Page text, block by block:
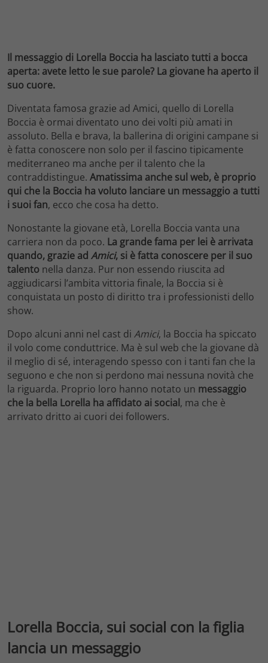
Il messaggio di Lorella Boccia ha lasciato tutti a bocca
aperta: avete letto le sue parole? La giovane ha aperto il
suo cuore.
Diventata famosa grazie ad Amici, quello di Lorella
Boccia è ormai diventato uno dei volti più amati in
assoluto. Bella e brava, la ballerina di origini campane si
è fatta conoscere non solo per il fascino tipicamente
mediterraneo ma anche per il talento che la
contraddistingue. Amatissima anche sul web, è proprio
qui che la Boccia ha voluto lanciare un messaggio a tutti
i suoi fan, ecco che cosa ha detto.
Nonostante la giovane età, Lorella Boccia vanta una
carriera non da poco. La grande fama per lei è arrivata
quando, grazie ad Amici, si è fatta conoscere per il suo
talento nella danza. Pur non essendo riuscita ad
aggiudicarsi l’ambita vittoria finale, la Boccia si è
conquistata un posto di diritto tra i professionisti dello
show.
Dopo alcuni anni nel cast di Amici, la Boccia ha spiccato
il volo come conduttrice. Ma è sul web che la giovane dà
il meglio di sé, interagendo spesso con i tanti fan che la
seguono e che non si perdono mai nessuna novità che
la riguarda. Proprio loro hanno notato un messaggio
che la bella Lorella ha affidato ai social, ma che è
arrivato dritto ai cuori dei followers.
Lorella Boccia, sui social con la figlia
lancia un messaggio